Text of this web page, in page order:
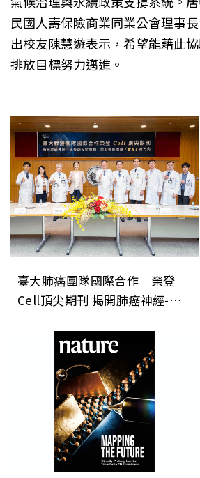
民國人壽保險商業同業公會理事
出校友陳慧遊表示，希望能藉此
排放目標努力邁進。
臺大肺癌團隊國際合作 榮登
Cell頂尖期刊 揭開肺癌神經-免
電」新方向